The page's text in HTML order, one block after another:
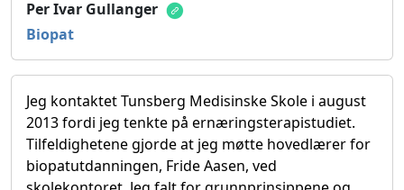
Per Ivar Gullanger
Biopat
Jeg kontaktet Tunsberg Medisinske Skole i august
2013 fordi jeg tenkte på ernæringsterapistudiet.
Tilfeldighetene gjorde at jeg møtte hovedlærer for
biopatutdanningen, Fride Aasen, ved